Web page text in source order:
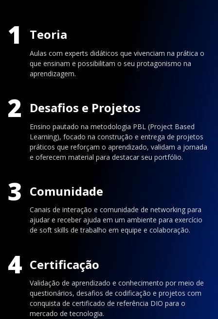
1 Teoria
Aulas com experts didáticos que vivenciam na prática o
que ensinam e possibilitam o seu protagonismo na
aprendizagem.
2 Desafios e Projetos
Ensino pautado na metodologia PBL (Project Based
Learning), focado na construção e entrega de projetos
práticos que reforçam o aprendizado, validam a jornada
e oferecem material para destacar seu portfólio.
3 Comunidade
Canais de interação e comunidade de networking para
ajudar e receber ajuda em um ambiente para exercício
de soft skills de trabalho em equipe e colaboração.
4 Certificação
Validação de aprendizado e conhecimento por meio de
questionários, desafios de codificação e projetos com
conquista de certificado de referência DIO para o
mercado de tecnologia.